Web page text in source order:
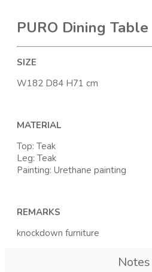
PURO Dining
SIZE
W182 D84 H71 cm
MATERIAL
Top: Teak
Leg: Teak
Painting: Urethane painting
REMARKS
knockdown furniture
Notes